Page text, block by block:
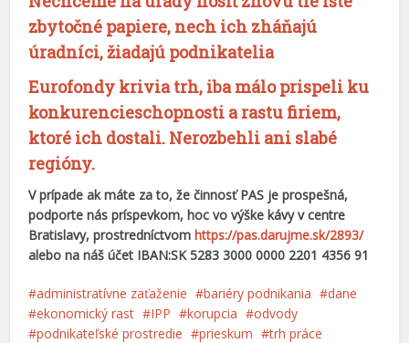
zbytočné papiere, nech ich zháňajú
úradníci, žiadajú podnikatelia
Eurofondy krivia trh, iba málo prispeli ku
konkurencieschopnosti a rastu firiem,
ktoré ich dostali. Nerozbehli ani slabé
regióny.
V prípade ak máte za to, že činnosť PAS je prospešná,
podporte nás príspevkom, hoc vo výške kávy v centre
Bratislavy, prostredníctvomhttps://pas.darujme.sk/2893/
alebo na náš účet IBAN:SK 5283 3000 0000 2201 4356 91
administratívne zaťaženie bariéry podnikania
dane
ekonomický rast
IPP korupcia
odvody
podnikateľské prostredie
prieskum
trh práce